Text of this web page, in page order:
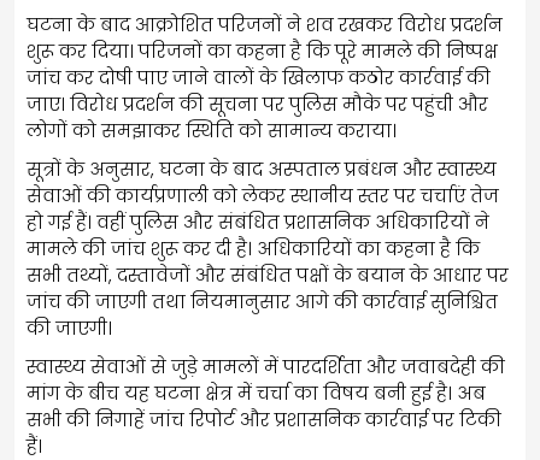
घटना के बाद आक्रोशित परिजनों ने शव रखकर विरोध प्रदर्शन
शुरू कर दिया। परिजनों का कहना है कि पूरे मामले की निष्पक्ष
जांच कर दोषी पाए जाने वालों के खिलाफ कठोर कार्रवाई की
जाए। विरोध प्रदर्शन की सूचना पर पुलिस मौके पर पहुंची और
लोगों को समझाकर स्थिति को सामान्य कराया।
सूत्रों के अनुसार, घटना के बाद अस्पताल प्रबंधन और स्वास्थ्य
सेवाओं की कार्यप्रणाली को लेकर स्थानीय स्तर पर चर्चाएं तेज
हो गई हैं। वहीं पुलिस और संबंधित प्रशासनिक अधिकारियों ने
मामले की जांच शुरू कर दी है। अधिकारियों का कहना है कि
सभी तथ्यों, दस्तावेजों और संबंधित पक्षों के बयान के आधार पर
जांच की जाएगी तथा नियमानुसार आगे की कार्रवाई सुनिश्चित
की जाएगी।
स्वास्थ्य सेवाओं से जुड़े मामलों में पारदर्शिता और जवाबदेही की
मांग के बीच यह घटना क्षेत्र में चर्चा का विषय बनी हुई है। अब
सभी की निगाहें जांच रिपोर्ट और प्रशासनिक कार्रवाई पर टिकी
हैं।